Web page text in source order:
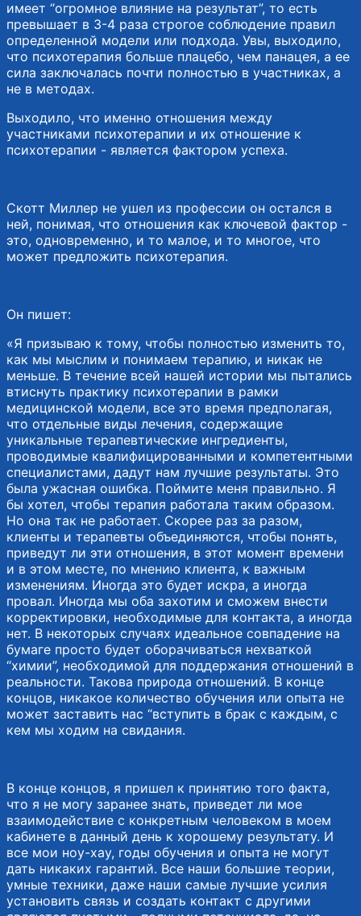
имеет “огромное влияние на результат”, то есть
превышает в 3-4 раза строгое соблюдение правил
определенной модели или подхода. Увы, выходило,
что психотерапия больше плацебо, чем панацея, а ее
сила заключалась почти полностью в участниках, а
не в методах.
Выходило, что именно отношения между
участниками психотерапии и их отношение к
психотерапии - является фактором успеха.
Скотт Миллер не ушел из профессии он остался в
ней, понимая, что отношения как ключевой фактор -
это, одновременно, и то малое, и то многое, что
может предложить психотерапия.
Он пишет:
«Я призываю к тому, чтобы полностью изменить то,
как мы мыслим и понимаем терапию, и никак не
меньше. В течение всей нашей истории мы пытались
втиснуть практику психотерапии в рамки
медицинской модели, все это время предполагая,
что отдельные виды лечения, содержащие
уникальные терапевтические ингредиенты,
проводимые квалифицированными и компетентными
специалистами, дадут нам лучшие результаты. Это
была ужасная ошибка. Поймите меня правильно. Я
бы хотел, чтобы терапия работала таким образом.
Но она так не работает. Скорее раз за разом,
клиенты и терапевты объединяются, чтобы понять,
приведут ли эти отношения, в этот момент времени
и в этом месте, по мнению клиента, к важным
изменениям. Иногда это будет искра, а иногда
провал. Иногда мы оба захотим и сможем внести
корректировки, необходимые для контакта, а иногда
нет. В некоторых случаях идеальное совпадение на
бумаге просто будет оборачиваться нехваткой
“химии”, необходимой для поддержания отношений в
реальности. Такова природа отношений. В конце
концов, никакое количество обучения или опыта не
может заставить нас “вступить в брак с каждым, с
кем мы ходим на свидания.
В конце концов, я пришел к принятию того факта,
что я не могу заранее знать, приведет ли мое
взаимодействие с конкретным человеком в моем
кабинете в данный день к хорошему результату. И
все мои ноу-хау, годы обучения и опыта не могут
дать никаких гарантий. Все наши большие теории,
умные техники, даже наши самые лучшие усилия
установить связь и создать контакт с другими